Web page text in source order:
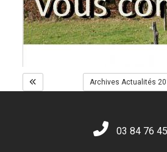
Archives Actualités
03 84 76